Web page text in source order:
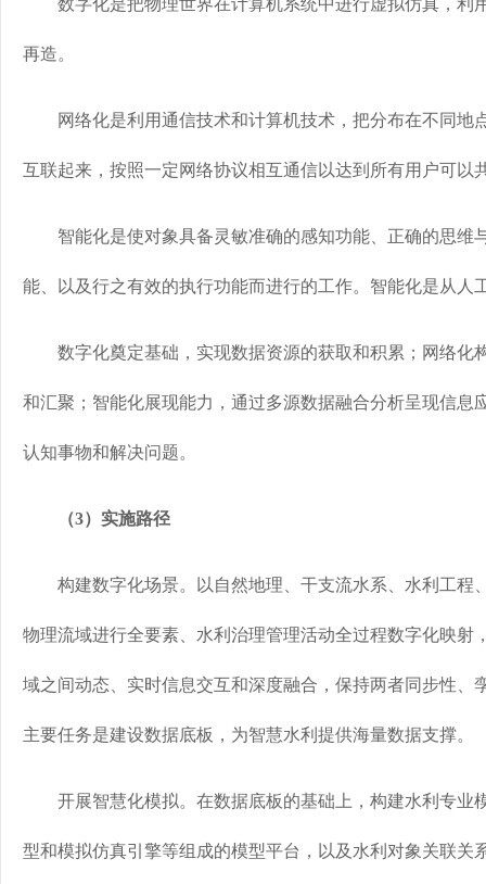
数字化是把物理世界在计算机系统中进行虚拟仿真，利
再造。
网络化是利用通信技术和计算机技术，把分布在不同地
互联起来，按照一定网络协议相互通信以达到所有用户可以
智能化是使对象具备灵敏准确的感知功能、正确的思维
能、以及行之有效的执行功能而进行的工作。智能化是从人
数字化奠定基础，实现数据资源的获取和积累；网络化
和汇聚；智能化展现能力，通过多源数据融合分析呈现信息
认知事物和解决问题。
（3）实施路径
构建数字化场景。以自然地理、干支流水系、水利工程
物理流域进行全要素、水利治理管理活动全过程数字化映射
域之间动态、实时信息交互和深度融合，保持两者同步性、
主要任务是建设数据底板，为智慧水利提供海量数据支撑。
开展智慧化模拟。在数据底板的基础上，构建水利专业
型和模拟仿真引擎等组成的模型平台，以及水利对象关联关